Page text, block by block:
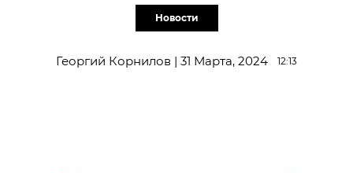
Новости
Георгий Корнилов | 31 Марта, 2024 12:13